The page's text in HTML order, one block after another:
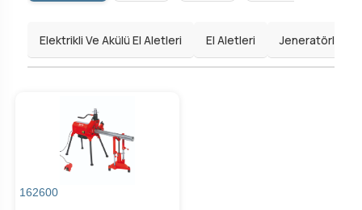
Elektrikli Ve Akülü El Aletleri El Aletleri Jeneratörler
162600